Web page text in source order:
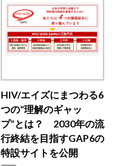
HIV/エイズにまつわる6
つの“理解のギャッ
プ”とは？ 2030年の流
行終結を目指すGAP6の
特設サイトを公開